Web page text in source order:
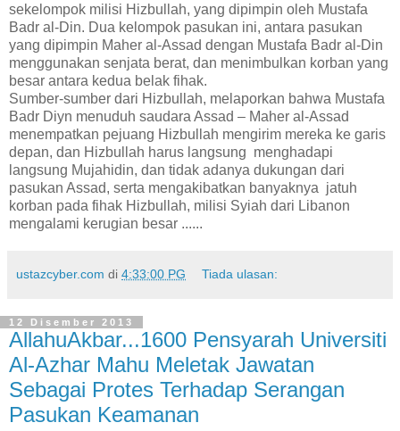
sekelompok milisi Hizbullah, yang dipimpin oleh Mustafa
Badr al-Din. Dua kelompok pasukan ini, antara pasukan
yang dipimpin Maher al-Assad dengan Mustafa Badr al-Din
menggunakan senjata berat, dan menimbulkan korban yang
besar antara kedua belak fihak.
Sumber-sumber dari Hizbullah, melaporkan bahwa Mustafa
Badr Diyn menuduh saudara Assad – Maher al-Assad
menempatkan pejuang Hizbullah mengirim mereka ke garis
depan, dan Hizbullah harus langsung menghadapi
langsung Mujahidin, dan tidak adanya dukungan dari
pasukan Assad, serta mengakibatkan banyaknya jatuh
korban pada fihak Hizbullah, milisi Syiah dari Libanon
mengalami kerugian besar ......
ustazcyber.com di 4:33:00 PG Tiada ulasan:
12 Disember 2013
AllahuAkbar...1600 Pensyarah Universiti
Al-Azhar Mahu Meletak Jawatan
Sebagai Protes Terhadap Serangan
Pasukan Keamanan